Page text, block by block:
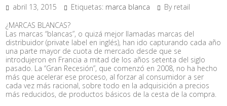
abril 13, 2015 Etiquetas: marca blanca
By retail
¿MARCAS BLANCAS?
Las marcas “blancas”, o quizá mejor llamadas marcas del
distribuidor (private label en inglés), han ido capturando cada año
una parte mayor de cuota de mercado desde que se
introdujeron en Francia a mitad de los años setenta del siglo
pasado. La “Gran Recesión”, que comenzó en 2008, no ha hecho
más que acelerar ese proceso, al forzar al consumidor a ser
cada vez más racional, sobre todo en la adquisición a precios
más reducidos, de productos básicos de la cesta de la compra.